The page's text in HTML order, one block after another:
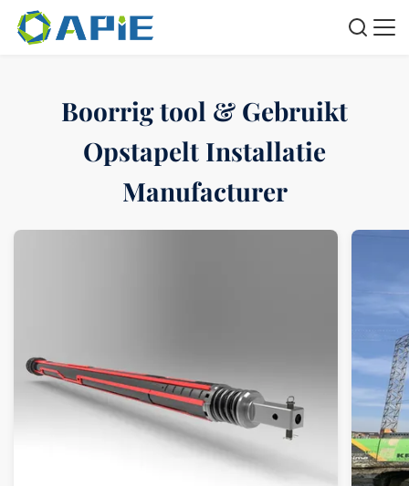
Boorrig tool & Gebruikt
Opstapelt Installatie
Manufacturer